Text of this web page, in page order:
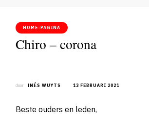
HOME-PAGINA
Chiro – corona
door INÉS WUYTS 13 FEBRUARI 2021
Beste ouders en leden,